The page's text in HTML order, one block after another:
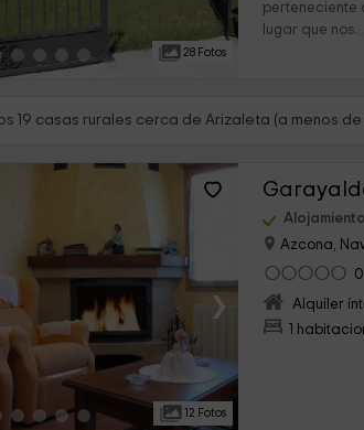
28 Fotos
perteneciente
lugar que nos...
19 casas rurales cerca de Arizaleta (a menos de
›
12 Fotos
Azcona,
Alquiler
1